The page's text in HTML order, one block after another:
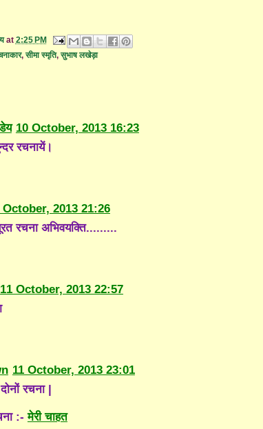
at 2:25 PM
,सीमा स्मृति,सुभाष लखेड़ा
10 October, 2013 16:23
रचनायें।
October, 2013 21:26
रचना अभिवयक्ति.........
11 October, 2013 22:57
11 October, 2013 23:01
रचना |
:-मेरी चाहत